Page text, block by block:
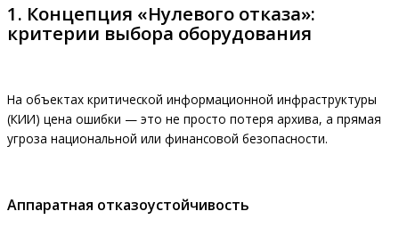
1. Концепция «Нулевого отказа»:
критерии выбора оборудования
На объектах критической информационной инфраструктуры
(КИИ) цена ошибки — это не просто потеря архива, а прямая
угроза национальной или финансовой безопасности.
Аппаратная отказоустойчивость